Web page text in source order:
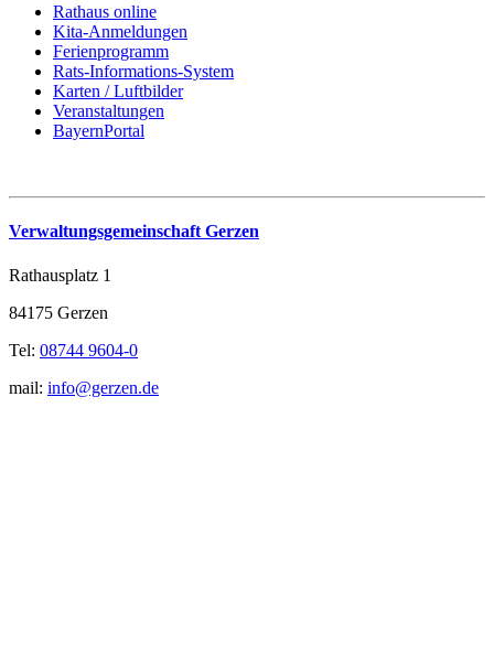
Rathaus online
Kita-Anmeldungen
Ferienprogramm
Rats-Informations-System
Karten / Luftbilder
Veranstaltungen
BayernPortal
Verwaltungsgemeinschaft Gerzen
Rathausplatz 1
84175 Gerzen
Tel: 08744 9604-0
mail: info@gerzen.de